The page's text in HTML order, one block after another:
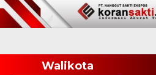
Walikota